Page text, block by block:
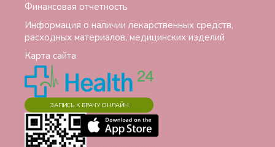
Финансовая отчетность
Информация о наличии лекарственных средств,
расходных материалов, медицинских изделий
Карта сайта
ЗАПИСЬ К ВРАЧУ ОНЛАЙН